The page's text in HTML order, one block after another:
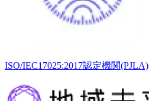
ISO/IEC17025:2017認定機関(PJLA)